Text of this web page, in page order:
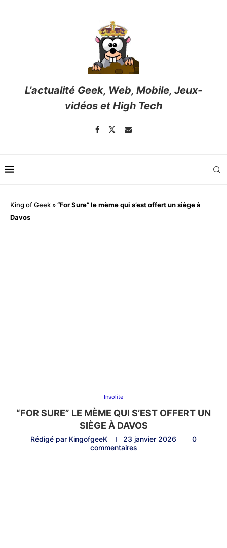
L'actualité Geek, Web, Mobile, Jeux-
vidéos et High Tech
King of Geek »“For Sure” le mème qui s’est offert un siège à
Davos
Insolite
“FOR SURE” LE MÈME QUI S’EST OFFERT UN
SIÈGE À DAVOS
Rédigé par KingofgeeK 23 janvier 2026
0
commentaires